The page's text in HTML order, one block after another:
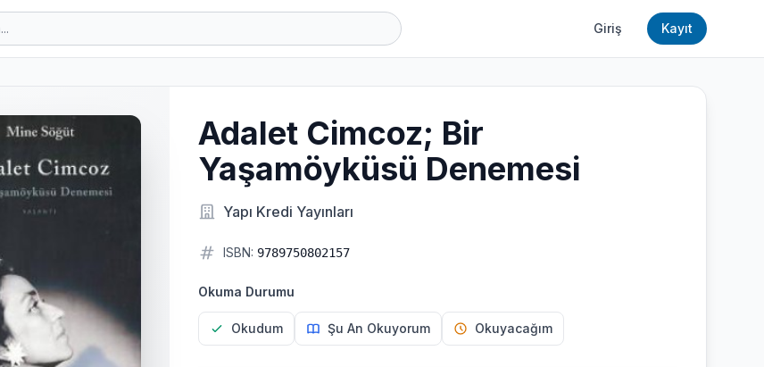
Giriş Kayıt
Adalet Cimcoz; Bir
Yaşamöyküsü Denemesi
Yapı Kredi Yayınları
ISBN: 9789750802157
Okuma Durumu
Okudum Şu An Okuyorum Okuyacağım